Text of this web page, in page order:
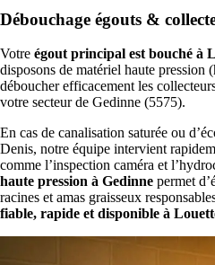
Débouchage égouts &
Votre égout principal est bouché à
disposons de matériel haute pression
déboucher efficacement les
votre secteur de Gedinne (5575).
En cas de canalisation saturée ou
Denis, notre équipe intervient
comme l’inspection caméra et
haute pression à Gedinne permet
racines et amas graisseux
fiable, rapide et disponible à